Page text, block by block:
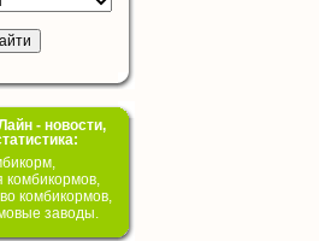
- новости,
комбикормов,
комбикормов,
заводы.